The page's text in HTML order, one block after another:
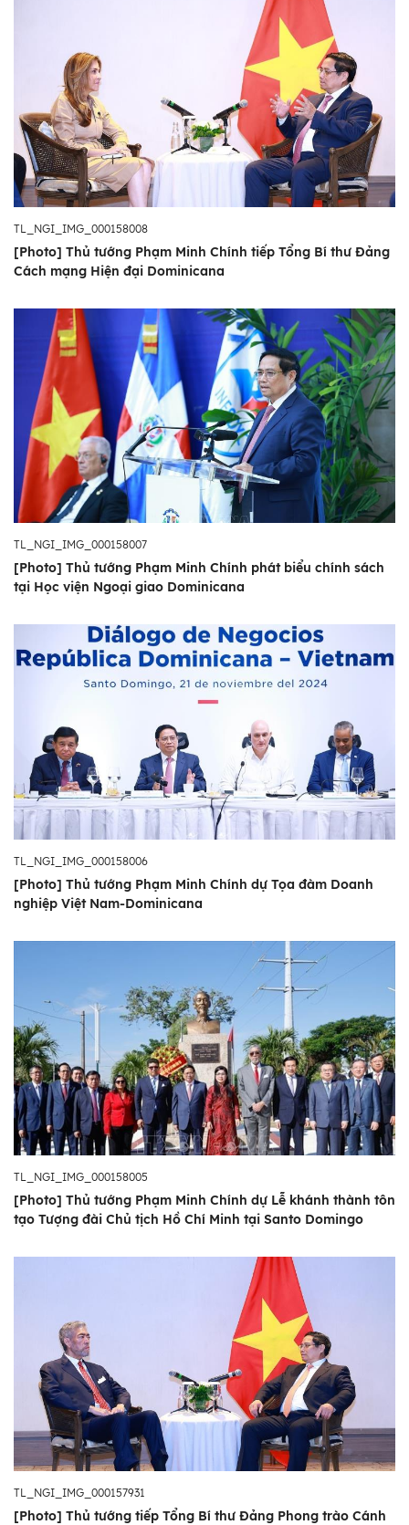
TL_NGI_IMG_000158008
[Photo] Thủ tướng Phạm Minh Chính tiếp Tổng Bí thư Đảng
Cách mạng Hiện đại Dominicana
TL_NGI_IMG_000158007
[Photo] Thủ tướng Phạm Minh Chính phát biểu chính sách
tại Học viện Ngoại giao Dominicana
TL_NGI_IMG_000158006
[Photo] Thủ tướng Phạm Minh Chính dự Tọa đàm Doanh
nghiệp Việt Nam-Dominicana
TL_NGI_IMG_000158005
[Photo] Thủ tướng Phạm Minh Chính dự Lễ khánh thành tôn
tạo Tượng đài Chủ tịch Hồ Chí Minh tại Santo Domingo
TL_NGI_IMG_000157931
[Photo] Thủ tướng tiếp Tổng Bí thư Đảng Phong trào Cánh